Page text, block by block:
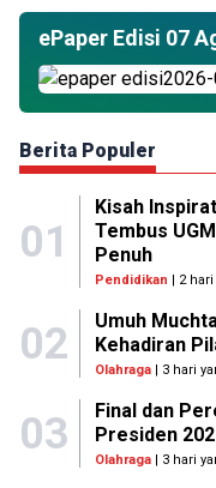
ePaper Edisi 07
Berita Populer
01
Kisah
Tembus
Penuh
Pendidikan | 2
02
Umuh
Kehadiran
Olahraga| 3 hari
03
Final dan
Presiden
Olahraga| 3 hari